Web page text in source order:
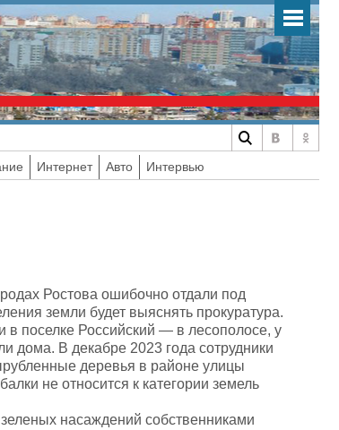
Интернет Авто Интервью
Ростова ошибочно отдали под
земли будет выяснять прокуратура.
в поселке Российский — в лесополосе, у
дома. В декабре 2023 года сотрудники
деревья в районе улицы
не относится к категории земель
насаждений собственниками